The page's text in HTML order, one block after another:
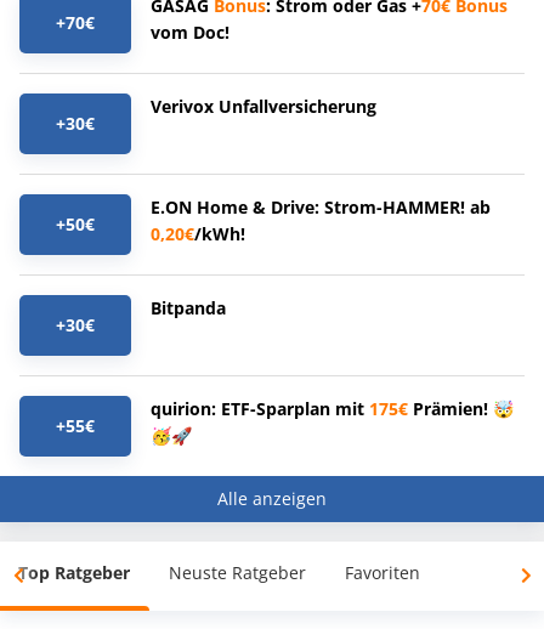
+70€
GASAG Bonus: Strom oder Gas +70€ Bonus
vom Doc!
+30€
Verivox Unfallversicherung
+50€
E.ON Home & Drive: Strom-HAMMER! ab
0,20€/kWh!
+30€
Bitpanda
+55€
quirion: ETF-Sparplan mit 175€ Prämien! 🤯
🥳🚀
Alle anzeigen
Top Ratgeber Neuste Ratgeber Favoriten